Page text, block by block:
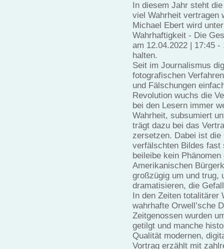
In diesem Jahr steht
viel Wahrheit vertragen
Michael Ebert wird
Wahrhaftigkeit - Die
am 12.04.2022 | 17:45
halten.
Seit im Journalismus
fotografischen
und Fälschungen
Revolution wuchs die
bei den Lesern immer
Wahrheit, subsumiert
trägt dazu bei das
zersetzen. Dabei ist
verfälschten Bildes fast
beileibe kein
Amerikanischen
großzügig um und trug,
dramatisieren, die
In den Zeiten totalitärer
wahrhafte Orwell’sche
Zeitgenossen wurden
getilgt und manche
Qualität modernen,
Vortrag erzählt mit